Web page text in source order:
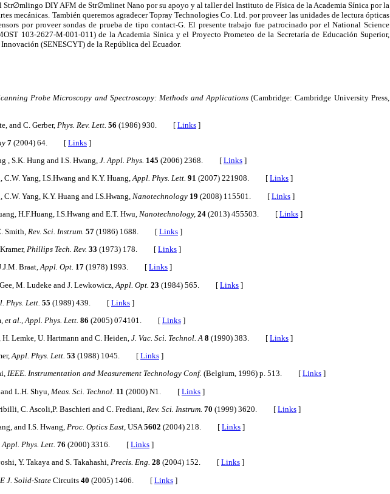
Str∅mlingo DIY AFM de Str∅mlinet Nano por su apoyo y al taller del Instituto de Física de la Academia Sínica por la
mecánicas. También queremos agradecer Topray Technologies Co. Ltd. por proveer las unidades de lectura ópticas
por proveer sondas de prueba de tipo contact-G. El presente trabajo fue patrocinado por el National Science
103-2627-M-001-011) de la Academia Sínica y el Proyecto Prometeo de la Secretaría de Educación Superior,
(SENESCYT) de la República del Ecuador.
Probe Microscopy and Spectroscopy: Methods and Applications(Cambridge: Cambridge University Press,
and C. Gerber, Phys. Rev. Lett. 56 (1986) 930. [ Links ]
7 (2004) 64. [ Links ]
, S.K. Hung and I.S. Hwang, J. Appl. Phys. 145 (2006) 2368. [ Links ]
C.W. Yang, I.S.Hwang and K.Y. Huang,Appl. Phys. Lett. 91 (2007) 221908. [ Links ]
Yang, K.Y. Huang and I.S.Hwang, Nanotechnology 19 (2008) 115501. [ Links ]
H.F.Huang, I.S.Hwang and E.T. Hwu, Nanotechnology, 24 (2013) 455503. [ Links ]
Smith, Rev. Sci. Instrum. 57 (1986) 1688. [ Links ]
Phillips Tech. Rev. 33 (1973) 178. [ Links ]
Braat,Appl. Opt. 17 (1978) 1993. [ Links ]
M. Ludeke and J. Lewkowicz, Appl. Opt. 23 (1984) 565. [ Links ]
Phys. Lett. 55 (1989) 439. [ Links ]
et al., Appl. Phys. Lett. 86 (2005) 074101. [ Links ]
Lemke, U. Hartmann and C. Heiden, J. Vac. Sci. Technol. A 8 (1990) 383. [ Links ]
Appl. Phys. Lett. 53 (1988) 1045. [ Links ]
IEEE. Instrumentation and Measurement Technology Conf. (Belgium, 1996) p. 513. [ Links ]
L.H. Shyu, Meas. Sci. Technol. 11 (2000) N1. [ Links ]
C. Ascoli,P. Baschieri and C. Frediani, Rev. Sci. Instrum. 70 (1999) 3620. [ Links ]
and I.S. Hwang, Proc. Optics East, USA5602 (2004) 218. [ Links ]
Phys. Lett. 76 (2000) 3316. [ Links ]
Y. Takaya and S. Takahashi, Precis. Eng. 28 (2004) 152. [ Links ]
J. Solid-State Circuits 40 (2005) 1406. [ Links ]